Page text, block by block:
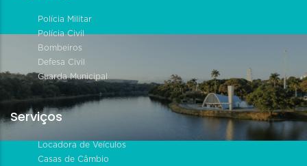
Polícia Militar
Polícia Civil
Bombeiros
Defesa Civil
Guarda Municipal
Serviços
Locadora de Veículos
Casas de Câmbio